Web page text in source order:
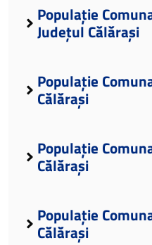
Populație
Județul Călărași
Populație
Călărași
Populație
Călărași
Populație
Călărași